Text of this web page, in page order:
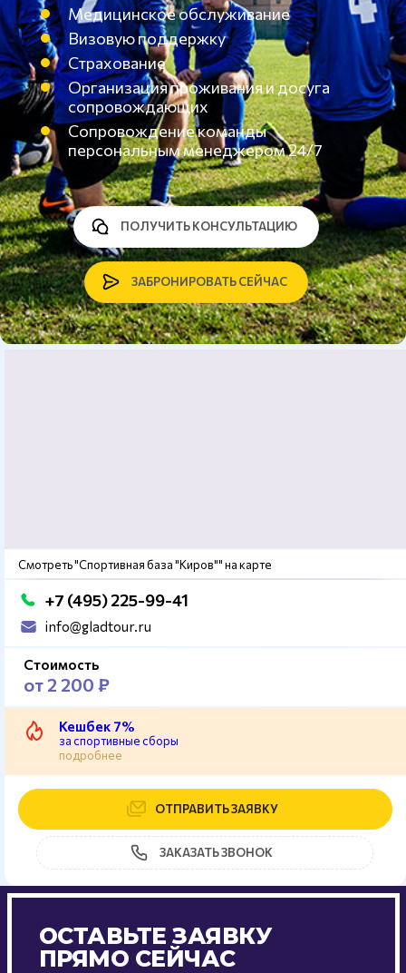
Медицинское обслуживание
Визовую поддержку
Страхование
Организация проживания и досуга
сопровождающих
Сопровождение команды
персональным менеджером 24/7
ЗАБРОНИРОВАТЬ СЕЙЧАС
ПОЛУЧИТЬ КОНСУЛЬТАЦИЮ
Смотреть "Спортивная база "Киров"" на карте
+7 (495) 225-99-41
info@gladtour.ru
Стоимость
от 2 200 ₽
Кешбек 7%
за спортивные сборы
подробнее
ОТПРАВИТЬ ЗАЯВКУ
ЗАКАЗАТЬ ЗВОНОК
ОСТАВЬТЕ ЗАЯВКУ
ПРЯМО СЕЙЧАС